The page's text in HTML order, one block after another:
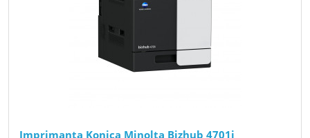
Imprimanta Konica Minolta Bizhub 4701i